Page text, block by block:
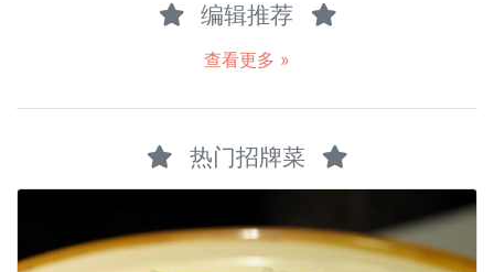
编辑推荐
查看更多 »
热门招牌菜